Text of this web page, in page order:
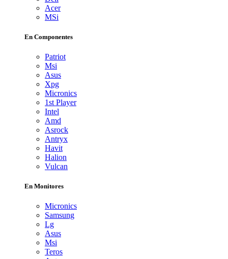
Acer
MSi
En Componentes
Patriot
Msi
Asus
Xpg
Micronics
1st Player
Intel
Amd
Asrock
Antryx
Havit
Halion
Vulcan
En Monitores
Micronics
Samsung
Lg
Asus
Msi
Teros